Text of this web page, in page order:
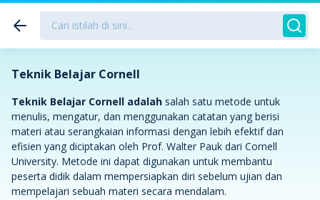
Teknik Belajar Cornell
Teknik Belajar Cornell adalah salah satu metode untuk
menulis, mengatur, dan menggunakan catatan yang berisi
materi atau serangkaian informasi dengan lebih efektif dan
efisien yang diciptakan oleh Prof. Walter Pauk dari Cornell
University. Metode ini dapat digunakan untuk membantu
peserta didik dalam mempersiapkan diri sebelum ujian dan
mempelajari sebuah materi secara mendalam.